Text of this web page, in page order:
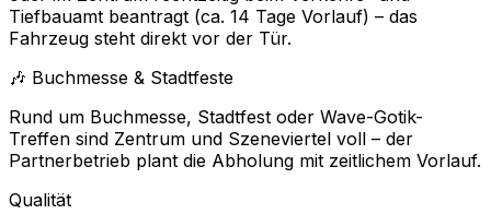
Tiefbauamt beantragt (ca. 14 Tage Vorlauf) – das
Fahrzeug steht direkt vor der Tür.
🎶 Buchmesse & Stadtfeste
Rund um Buchmesse, Stadtfest oder Wave-Gotik-
Treffen sind Zentrum und Szeneviertel voll – der
Partnerbetrieb plant die Abholung mit zeitlichem Vorlauf.
Qualität